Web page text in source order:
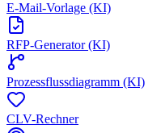
E-Mail-Vorlage (KI)
RFP-Generator (KI)
Prozessflussdiagramm (KI)
CLV-Rechner